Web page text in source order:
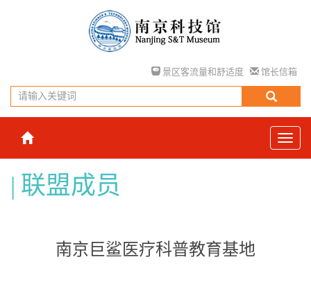
景区客流量和舒适度 馆长信箱
联盟成员
南京巨鲨医疗科普教育基地